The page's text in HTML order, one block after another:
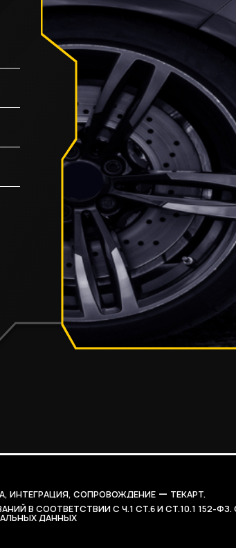
ИНТЕГРАЦИЯ, СОПРОВОЖДЕНИЕ— ТЕКАРТ.
В СООТВЕТСТВИИ С Ч.1 СТ.6 И СТ.10.1 152-
ДАННЫХ